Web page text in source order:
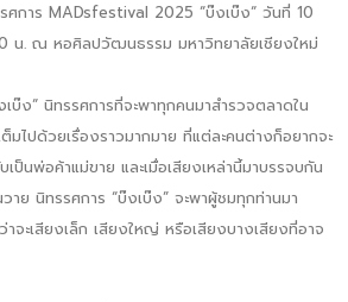
การ MADsfestival 2025 “บ๊งเบ๊ง“ วันที่ 10
น. ณ หอศิลปวัฒนธรรม มหาวิทยาลัยเชียงใหม่
ง“ นิทรรศการที่จะพาทุกคนมาสำรวจตลาดใน
มไปด้วยเรื่องราวมากมาย ที่แต่ละคนต่างก็อยากจะ
ป็นพ่อค้าแม่ขาย และเมื่อเสียงเหล่านี้มาบรรจบกัน
าย นิทรรศการ “บ๊งเบ๊ง” จะพาผู้ชมทุกท่านมา
จะเสียงเล็ก เสียงใหญ่ หรือเสียงบางเสียงที่อาจ